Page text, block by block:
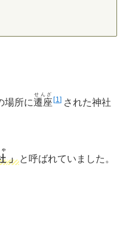
場所に遷座
せんざ
1
された神社
」 と呼ばれていました。